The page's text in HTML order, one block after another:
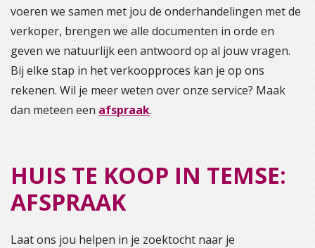
voeren we samen met jou de onderhandelingen met de
verkoper, brengen we alle documenten in orde en
geven we natuurlijk een antwoord op al jouw vragen.
Bij elke stap in het verkoopproces kan je op ons
rekenen. Wil je meer weten over onze service? Maak
dan meteen een afspraak.
HUIS TE KOOP IN TEMSE:
AFSPRAAK
Laat ons jou helpen in je zoektocht naar je